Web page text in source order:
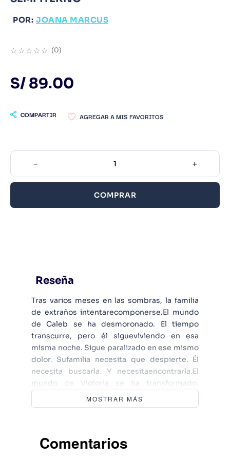
POR: JOANA MARCUS
☆☆☆☆☆ (0)
S/ 89.00
COMPARTIR
＋
－
COMPRAR
Reseña
Tras varios meses en las sombras, la familia
de extraños intentarecomponerse.El mundo
de Caleb se ha desmoronado. El tiempo
transcurre, pero él sigueviviendo en esa
misma noche. Sigue paralizado en ese mismo
dolor. Sufamilia necesita que despierte. Él
necesita buscarla. Y necesitaencontrarla.El
mundo de Victoria se ha transformado.
Intenta descubrir quién es,pero su antiguo yo
sigue fragmentado en cientos de pedazos. El
esa conexión con él. Y por qué una voz en lo
MOSTRAR MÁS
Comentarios